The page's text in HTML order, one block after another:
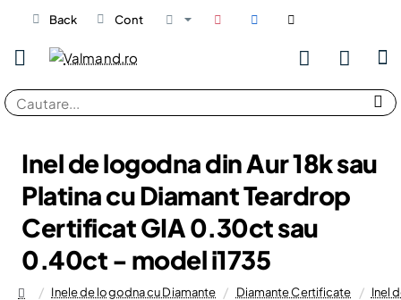
Back Cont
Cautare...
Inel de logodna din Aur 18k sau
Platina cu Diamant Teardrop
Certificat GIA 0.30ct sau
0.40ct - model i1735
Inele de logodna cu Diamante Diamante Certificate Inel